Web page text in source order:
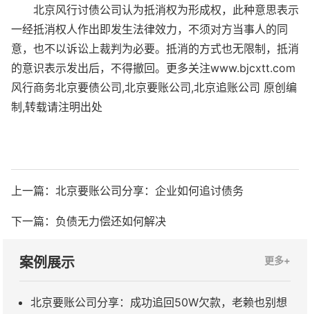
北京风行讨债公司认为抵消权为形成权，此种意思表示
一经抵消权人作出即发生法律效力，不须对方当事人的同
意，也不以诉讼上裁判为必要。抵消的方式也无限制，抵消
的意识表示发出后，不得撤回。更多关注www.bjcxtt.com
风行商务北京要债公司,北京要账公司,北京追账公司 原创编
制,转载请注明出处
上一篇： 北京要账公司分享：企业如何追讨债务
下一篇： 负债无力偿还如何解决
案例展示 更多+
北京要账公司分享：成功追回50W欠款，老赖也别想